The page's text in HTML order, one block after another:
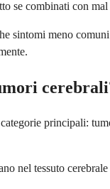
se combinati con mal
sintomi meno
principali:
nel tessuto